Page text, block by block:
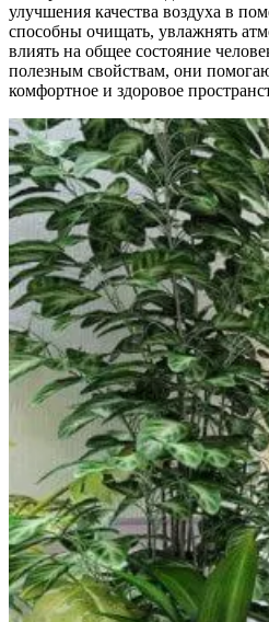
улучшения качества воздуха в
способны очищать, увлажнять
влиять на общее состояние
полезным свойствам, они
комфортное и здоровое